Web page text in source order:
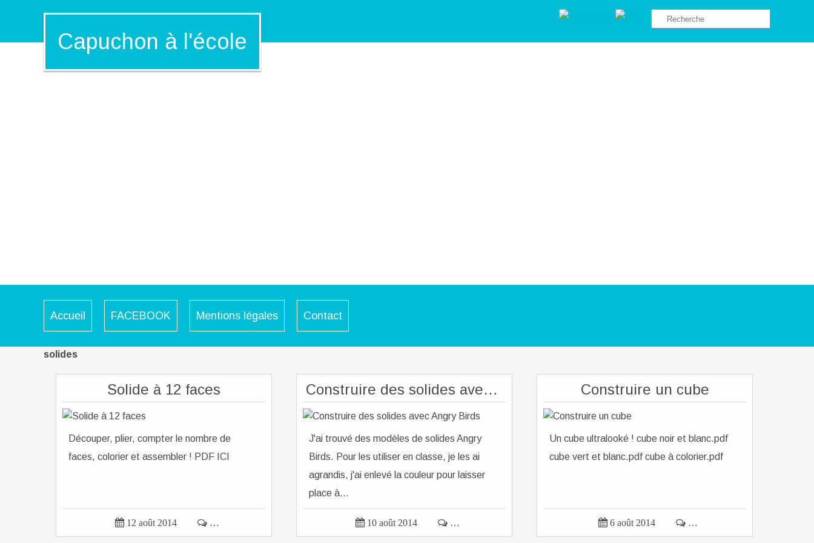
Capuchon à l'école
Accueil FACEBOOK Mentions légales Contact
solides
Solide à 12 faces
Découper, plier, compter le nombre de
faces, colorier et assembler ! PDF ICI
 12 août 2014  …
Construire des solides avec Angry Birds
J'ai trouvé des modèles de solides Angry
Birds. Pour les utiliser en classe, je les ai
agrandis, j'ai enlevé la couleur pour laisser
place à...
 10 août 2014  …
Construire un cube
Un cube ultralooké ! cube noir et blanc.pdf
cube vert et blanc.pdf cube à colorier.pdf
 6 août 2014  …